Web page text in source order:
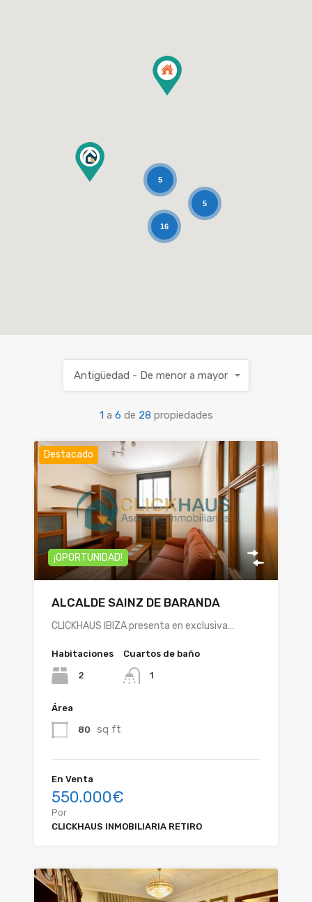
5
5
16
1 a 6 de 28 propiedades
Antigüedad - De menor a mayor
Destacado
¡OPORTUNIDAD!
ALCALDE SAINZ DE BARANDA
CLICKHAUS IBIZA presenta en exclusiva…
Habitaciones
2
Cuartos de baño
1
Área
80 sq ft
En Venta
550.000€
Por
CLICKHAUS INMOBILIARIA RETIRO